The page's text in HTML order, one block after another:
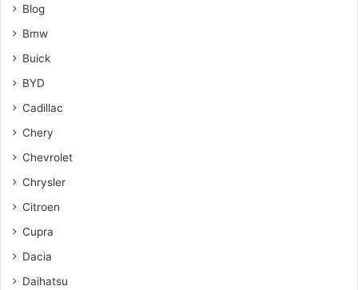
Blog
Bmw
Buick
BYD
Cadillac
Chery
Chevrolet
Chrysler
Citroen
Cupra
Dacia
Daihatsu